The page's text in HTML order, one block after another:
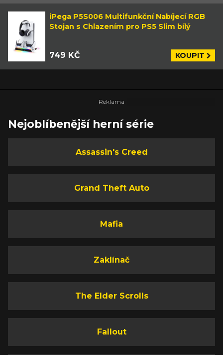
iPega P5S006 Multifunkční Nabíjecí RGB
Stojan s Chlazením pro PS5 Slim bílý
749 KČ KOUPIT
Nejoblíbenější herní série
Assassin's Creed
Grand Theft Auto
Mafia
Zaklínač
The Elder Scrolls
Fallout